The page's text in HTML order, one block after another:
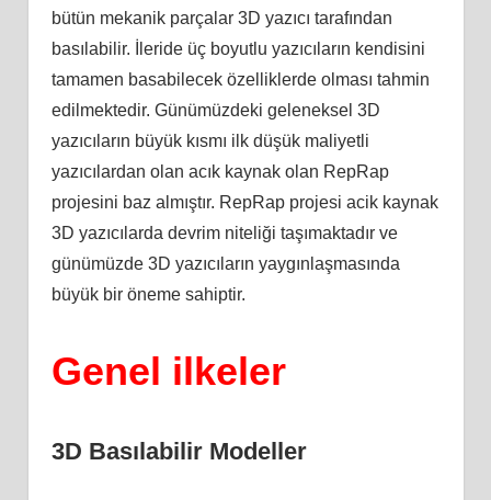
bütün mekanik parçalar 3D yazıcı tarafından
basılabilir. İleride üç boyutlu yazıcıların kendisini
tamamen basabilecek özelliklerde olması tahmin
edilmektedir. Günümüzdeki geleneksel 3D
yazıcıların büyük kısmı ilk düşük maliyetli
yazıcılardan olan acık kaynak olan RepRap
projesini baz almıştır. RepRap projesi acik kaynak
3D yazıcılarda devrim niteliği taşımaktadır ve
günümüzde 3D yazıcıların yaygınlaşmasında
büyük bir öneme sahiptir.
Genel ilkeler
3D Basılabilir Modeller